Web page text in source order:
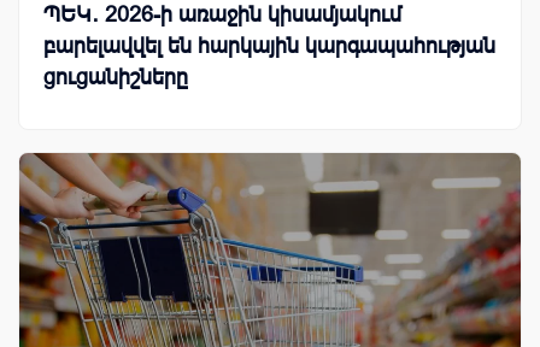
ՊԵԿ․ 2026-ի առաջին կիսամյակում
բարելավվել են հարկային կարգապահության
ցուցանիշները